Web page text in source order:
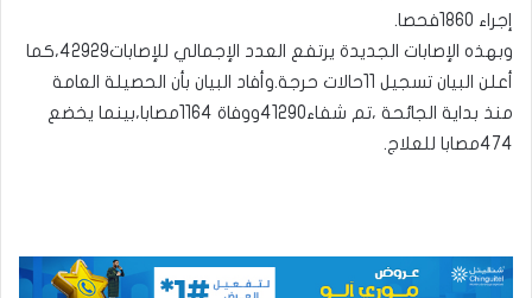
إجراء 1860فحصا.
وبهذه الإصابات الجديدة يرتفع العدد الإجمالي للإصابات42929،كما
أعلن البيان تسجيل 11حالات حرجة.وأفاد البيان بأن الحصيلة العامة
منذ بداية الجائحة ،تم شفاء41290ووفاة 1164مصابا،بينما يخضع
474مصابا للعلاج.